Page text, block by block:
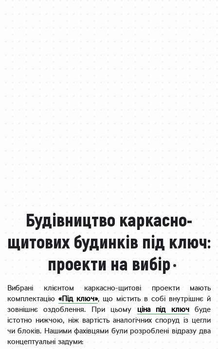
Будівництво каркасно-
щитових будинків під ключ:
проекти на вибір
Вибрані клієнтом каркасно-щитові проекти мають
комплектацію «Під ключ», що містить в собі внутрішнє й
зовнішнє оздоблення. При цьому ціна під ключбуде
істотно нижчою, ніж вартість аналогічних споруд із цегли
чи блоків. Нашими фахівцями були розроблені відразу два
концептуальні задуми: